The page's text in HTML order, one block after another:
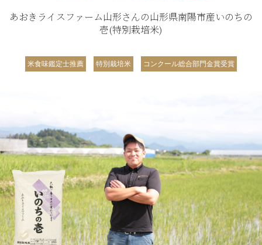
あおきライスファーム山形さんの山形県南陽市産いのちの
壱(特別栽培米)
米食味鑑定士推薦 特別栽培米 コンクール総合部門金賞受賞